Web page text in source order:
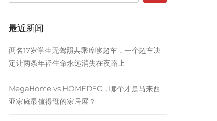
最近新闻
两名17岁学生无驾照共乘摩哆超车，一个超车决
定让两条年轻生命永远消失在夜路上
MegaHome vs HOMEDEC，哪个才是马来西
亚家庭最值得逛的家居展？